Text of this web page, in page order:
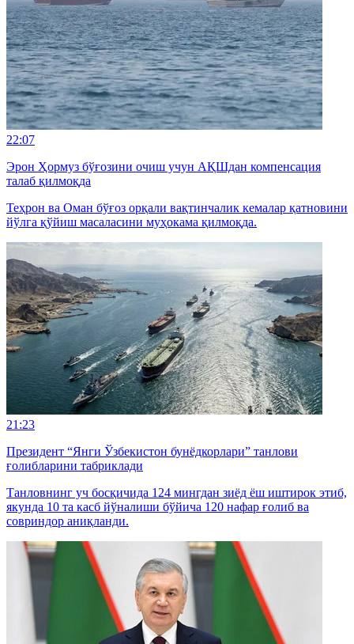
22:07
Эрон Ҳормуз бўғозини очиш учун АҚШдан компенсация
талаб қилмоқда
Теҳрон ва Оман бўғоз орқали вақтинчалик кемалар қатновини
йўлга қўйиш масаласини муҳокама қилмоқда.
21:23
Президент “Янги Ўзбекистон бунёдкорлари” танлови
ғолибларини табриклади
Танловнинг уч босқичида 124 мингдан зиёд ёш иштирок этиб,
якунда 10 та касб йўналиши бўйича 120 нафар ғолиб ва
совриндор аниқланди.